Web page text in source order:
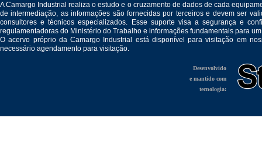
A Camargo Industrial realiza o estudo e o cruzamento de dados de cada
de intermediação, as informações são fornecidas por terceiros e devem ser
consultores e técnicos especializados. Esse suporte visa a segurança e
regulamentadoras do Ministério do Trabalho e informações fundamentais para
O acervo próprio da Camargo Industrial está disponível para visitação em
necessário agendamento para visitação.
Desenvolvido
e mantido com
tecnologia: